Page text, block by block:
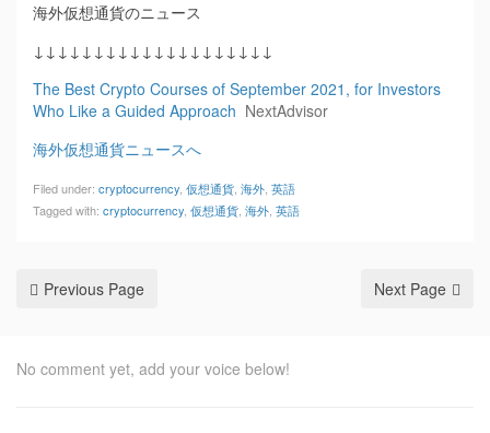
海外仮想通貨のニュース
↓↓↓↓↓↓↓↓↓↓↓↓↓↓↓↓↓↓↓↓
The Best Crypto Courses of September 2021, for Investors
Who Like a Guided Approach NextAdvisor
海外仮想通貨ニュースへ
Filed under: cryptocurrency 仮想通貨 海外 英語
Tagged with: cryptocurrency 仮想通貨 海外 英語
Previous Page Next Page
No comment yet, add your voice below!